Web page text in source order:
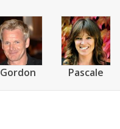
Gordon Pascale